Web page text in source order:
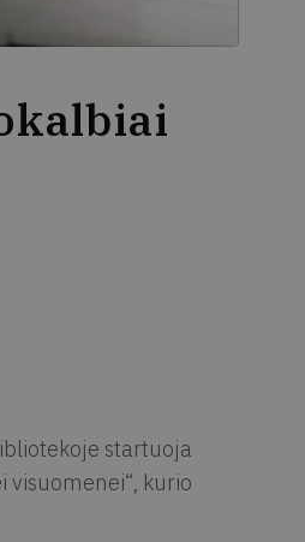
startuoja
kurio